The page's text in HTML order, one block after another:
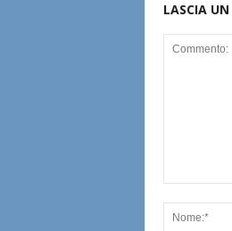
LASCIA